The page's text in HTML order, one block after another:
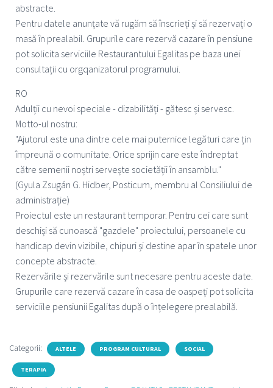
abstracte.
Pentru datele anunțate vă rugăm să înscrieți și să rezervați o
masă în prealabil. Grupurile care rezervă cazare în pensiune
pot solicita serviciile Restaurantului Egalitas pe baza unei
consultații cu orgqanizatorul programului.
RO
Adulții cu nevoi speciale - dizabilități - gătesc și servesc.
Motto-ul nostru:
"Ajutorul este una dintre cele mai puternice legături care țin
împreună o comunitate. Orice sprijin care este îndreptat
către semenii noștri servește societății în ansamblu."
(Gyula Zsugán G. Hidber, Posticum, membru al Consiliului de
administrație)
Proiectul este un restaurant temporar. Pentru cei care sunt
deschiși să cunoască "gazdele" proiectului, persoanele cu
handicap devin vizibile, chipuri și destine apar în spatele unor
concepte abstracte.
Rezervările și rezervările sunt necesare pentru aceste date.
Grupurile care rezervă cazare în casa de oaspeți pot solicita
serviciile pensiunii Egalitas după o înțelegere prealabilă.
Categorii: ALTELE PROGRAM CULTURAL SOCIAL
TERAPIA